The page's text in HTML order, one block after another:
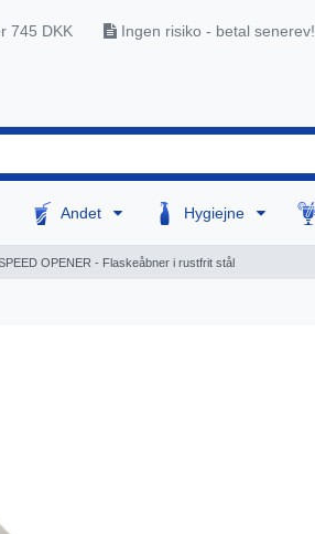
745 DKK Ingen risiko - betal senerev!
Andet Hygiejne
OPENER - Flaskeåbner i rustfrit stål